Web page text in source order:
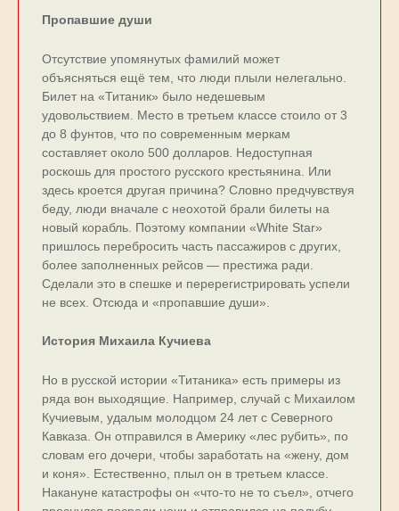
Пропавшие души
Отсутствие упомянутых фамилий может
объясняться ещё тем, что люди плыли нелегально.
Билет на «Титаник» было недешевым
удовольствием. Место в третьем классе стоило от 3
до 8 фунтов, что по современным меркам
составляет около 500 долларов. Недоступная
роскошь для простого русского крестьянина. Или
здесь кроется другая причина? Словно предчувствуя
беду, люди вначале с неохотой брали билеты на
новый корабль. Поэтому компании «White Star»
пришлось перебросить часть пассажиров с других,
более заполненных рейсов — престижа ради.
Сделали это в спешке и перерегистрировать успели
не всех. Отсюда и «пропавшие души».
История Михаила Кучиева
Но в русской истории «Титаника» есть примеры из
ряда вон выходящие. Например, случай с Михаилом
Кучиевым, удалым молодцом 24 лет с Северного
Кавказа. Он отправился в Америку «лес рубить», по
словам его дочери, чтобы заработать на «жену, дом
и коня». Естественно, плыл он в третьем классе.
Накануне катастрофы он «что-то не то съел», отчего